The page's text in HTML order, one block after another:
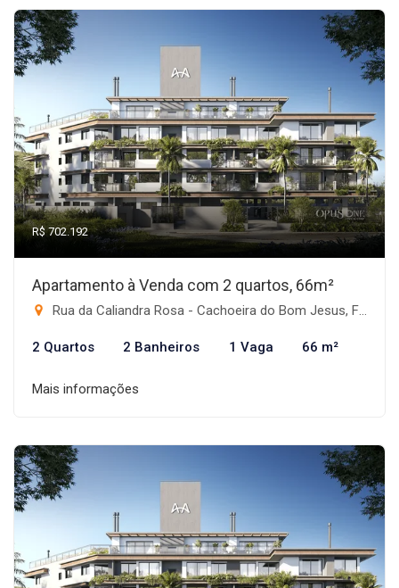
R$ 702.192
Apartamento à Venda com 2 quartos, 66m²
Rua da Caliandra Rosa - Cachoeira do Bom Jesus, Florianópolis-SC
2 Quartos 2 Banheiros 1 Vaga 66 m²
Mais informações